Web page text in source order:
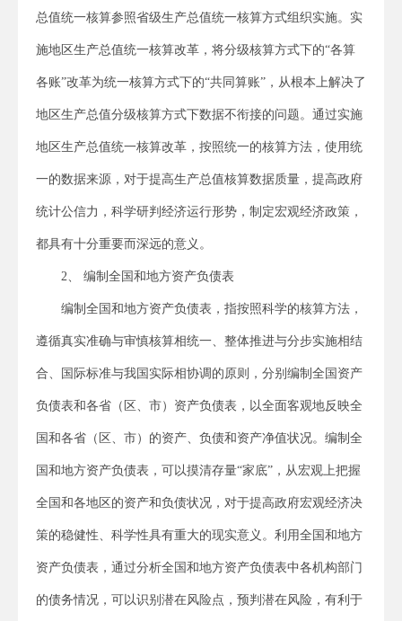
总值统一核算参照省级生产总值统一核算方式组织实施。实
施地区生产总值统一核算改革，将分级核算方式下的“各算
各账”改革为统一核算方式下的“共同算账”，从根本上解决了
地区生产总值分级核算方式下数据不衔接的问题。通过实施
地区生产总值统一核算改革，按照统一的核算方法，使用统
一的数据来源，对于提高生产总值核算数据质量，提高政府
统计公信力，科学研判经济运行形势，制定宏观经济政策，
都具有十分重要而深远的意义。
2、 编制全国和地方资产负债表
编制全国和地方资产负债表，指按照科学的核算方法，
遵循真实准确与审慎核算相统一、整体推进与分步实施相结
合、国际标准与我国实际相协调的原则，分别编制全国资产
负债表和各省（区、市）资产负债表，以全面客观地反映全
国和各省（区、市）的资产、负债和资产净值状况。编制全
国和地方资产负债表，可以摸清存量“家底”，从宏观上把握
全国和各地区的资产和负债状况，对于提高政府宏观经济决
策的稳健性、科学性具有重大的现实意义。利用全国和地方
资产负债表，通过分析全国和地方资产负债表中各机构部门
的债务情况，可以识别潜在风险点，预判潜在风险，有利于